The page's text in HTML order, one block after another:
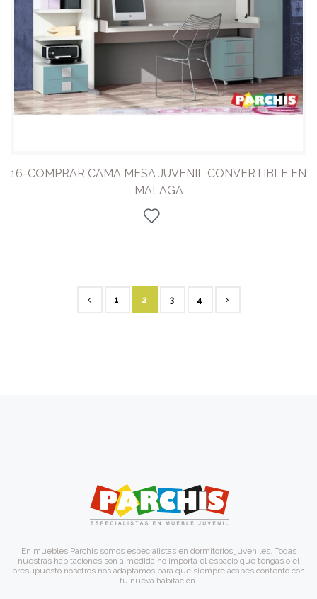
16-COMPRAR CAMA MESA JUVENIL CONVERTIBLE EN
MALAGA
1 2 3 4
En muebles Parchis somos especialistas en dormitorios juveniles. Todas
nuestras habitaciones son a medida no importa el espacio que tengas o el
presupuesto nosotros nos adaptamos para que siempre acabes contento con
tu nueva habitación.